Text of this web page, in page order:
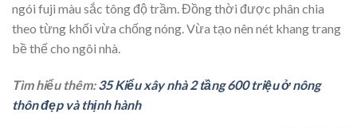
ngói fuji màu sắc tông độ trầm. Đồng thời được phân chia
theo từng khối vừa chống nóng. Vừa tạo nên nét khang trang
bề thế cho ngôi nhà.
Tìm hiểu thêm:35 Kiểu xây nhà 2 tầng 600 triệu ở nông
thôn đẹp và thịnh hành